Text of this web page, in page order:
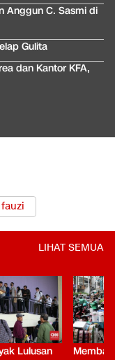
Anggun C. Sasmi di
Gulita
dan Kantor KFA,
LIHAT SEMUA
Lulusan